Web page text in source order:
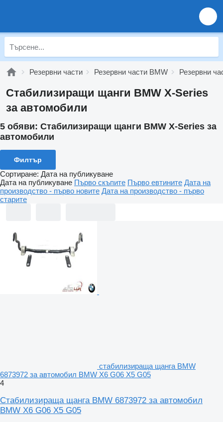
Резервни части Резервни части BMW Резервни
Стабилизиращи щанги BMW X-Series
за автомобили
5 обяви: Стабилизиращи щанги BMW X-Series за
автомобили
Филтър
Сортиране: Дата на публикуване
Дата на публикуване Първо скъпите Първо евтините Дата на
производство - първо новите Дата на производство - първо
старите
стабилизираща щанга BMW
6873972 за автомобил BMW X6 G06 X5 G05
4
Стабилизираща щанга BMW 6873972 за автомобил
BMW X6 G06 X5 G05